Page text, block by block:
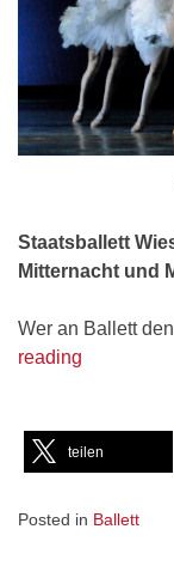
Staatsballett
Mitternacht und
Wer an Ballett
reading
auf
den
gestellt“
teilen
Posted in Ballett